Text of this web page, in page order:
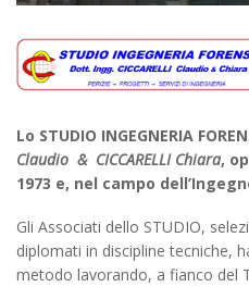
Lo STUDIO INGEGNERIA
Claudio & CICCARELLI Chiara,
1973 e, nel campo
Gli Associati dello STUDIO,
diplomati in discipline tecniche,
metodo lavorando, a fianco del